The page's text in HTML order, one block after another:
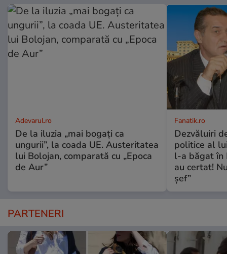
Adevarul.ro
De la iluzia „mai bogați ca
ungurii”, la coada UE. Austeritatea
lui Bolojan, comparată cu „Epoca
de Aur”
Fanatik.ro
Dezvăluiri
politice al
l-a băgat în
au certat!
șef”
PARTENERI